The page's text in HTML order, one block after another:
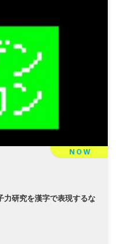
NOW
力研究を漢字で表現するな